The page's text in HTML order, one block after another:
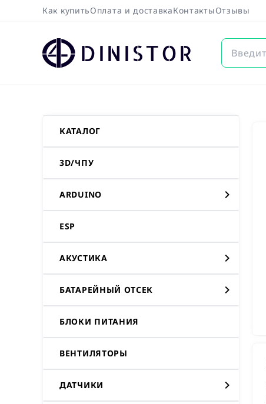
Как купитьОплата и доставкаКонтактыОтзывы
DINISTOR
КАТАЛОГ
3D/ЧПУ
ARDUINO
ESP
АКУСТИКА
БАТАРЕЙНЫЙ ОТСЕК
БЛОКИ ПИТАНИЯ
ВЕНТИЛЯТОРЫ
ДАТЧИКИ